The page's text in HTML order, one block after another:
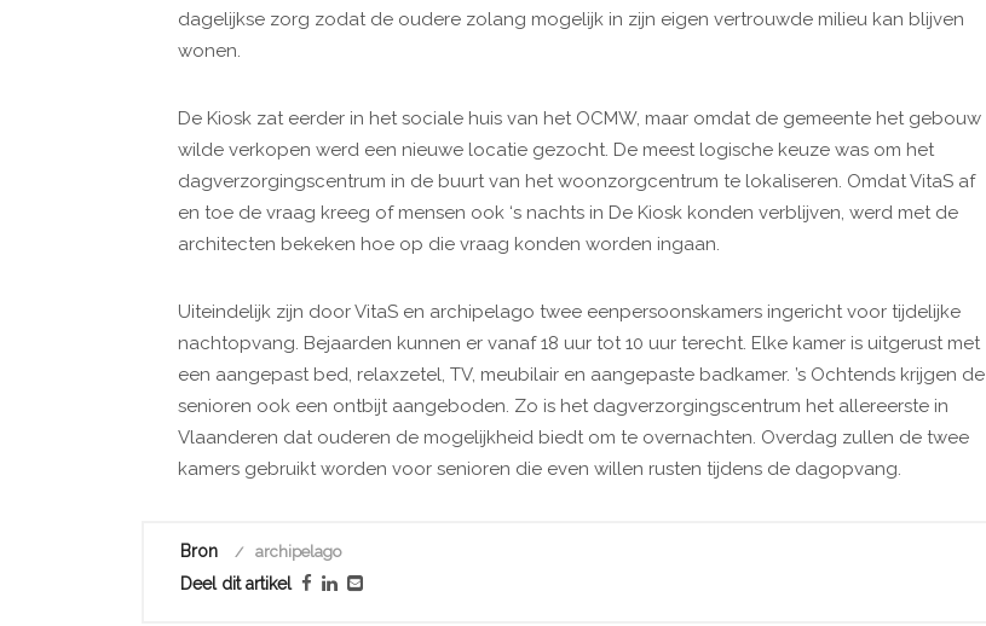
dagelijkse zorg zodat de oudere zolang mogelijk in zijn eigen vertrouwde milieu kan blijven
wonen.
De Kiosk zat eerder in het sociale huis van het OCMW, maar omdat de gemeente het gebouw
wilde verkopen werd een nieuwe locatie gezocht. De meest logische keuze was om het
dagverzorgingscentrum in de buurt van het woonzorgcentrum te lokaliseren. Omdat VitaS af
en toe de vraag kreeg of mensen ook ‘s nachts in De Kiosk konden verblijven, werd met de
architecten bekeken hoe op die vraag konden worden ingaan.
Uiteindelijk zijn door VitaS en archipelago twee eenpersoonskamers ingericht voor tijdelijke
nachtopvang. Bejaarden kunnen er vanaf 18 uur tot 10 uur terecht. Elke kamer is uitgerust met
een aangepast bed, relaxzetel, TV, meubilair en aangepaste badkamer. ’s Ochtends krijgen de
senioren ook een ontbijt aangeboden. Zo is het dagverzorgingscentrum het allereerste in
Vlaanderen dat ouderen de mogelijkheid biedt om te overnachten. Overdag zullen de twee
kamers gebruikt worden voor senioren die even willen rusten tijdens de dagopvang.
Bron archipelago
Deel dit artikel